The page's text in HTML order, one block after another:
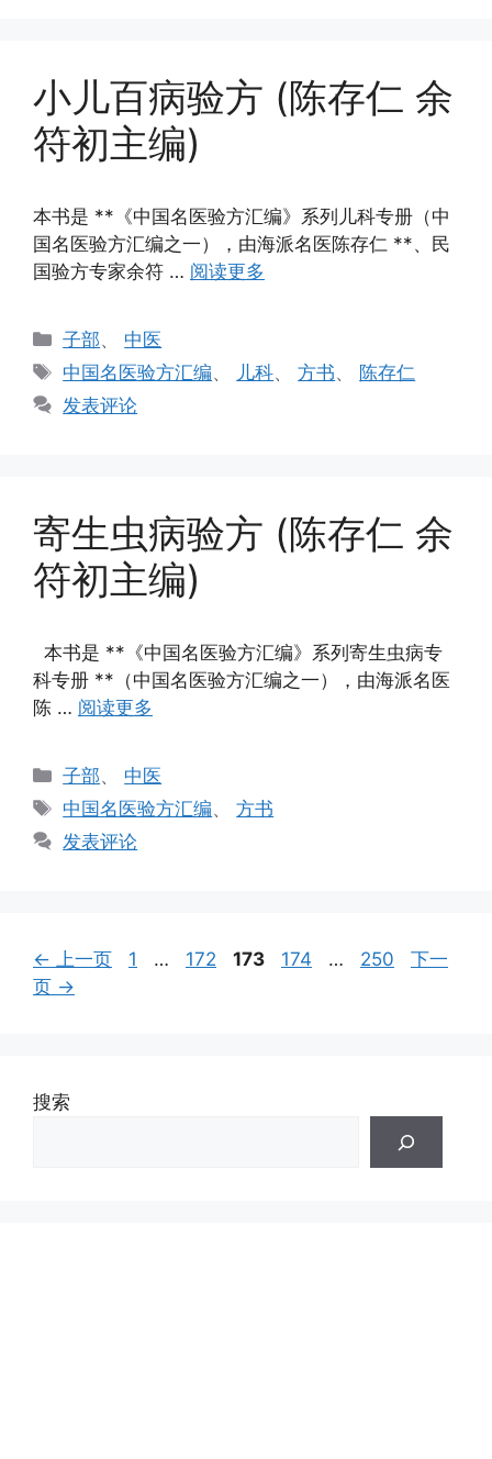
小儿百病验方 (陈存仁 余
符初主编)
本书是 **《中国名医验方汇编》系列儿科专册（中
国名医验方汇编之一），由海派名医陈存仁 **、民
国验方专家余符 … 阅读更多
分
类
子部、 中医
标
签
中国名医验方汇编、 儿科、方书、 陈存仁
发表评论
寄生虫病验方 (陈存仁 余
符初主编)
本书是 **《中国名医验方汇编》系列寄生虫病专
科专册 **（中国名医验方汇编之一），由海派名医
陈 … 阅读更多
分
类
子部、 中医
标
签
中国名医验方汇编、方书
发表评论
← 上一页
页
1 …
页
172
页
173
页
174 …
页
250
下一
页 →
搜索